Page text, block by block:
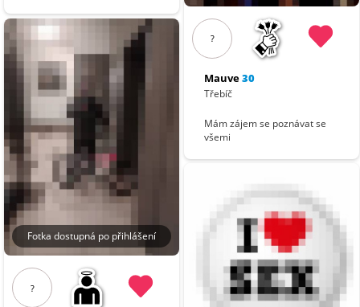
Fotka dostupná po přihlášení
?
?
Mauve30
Třebíč
Mám zájem se poznávat se
všemi